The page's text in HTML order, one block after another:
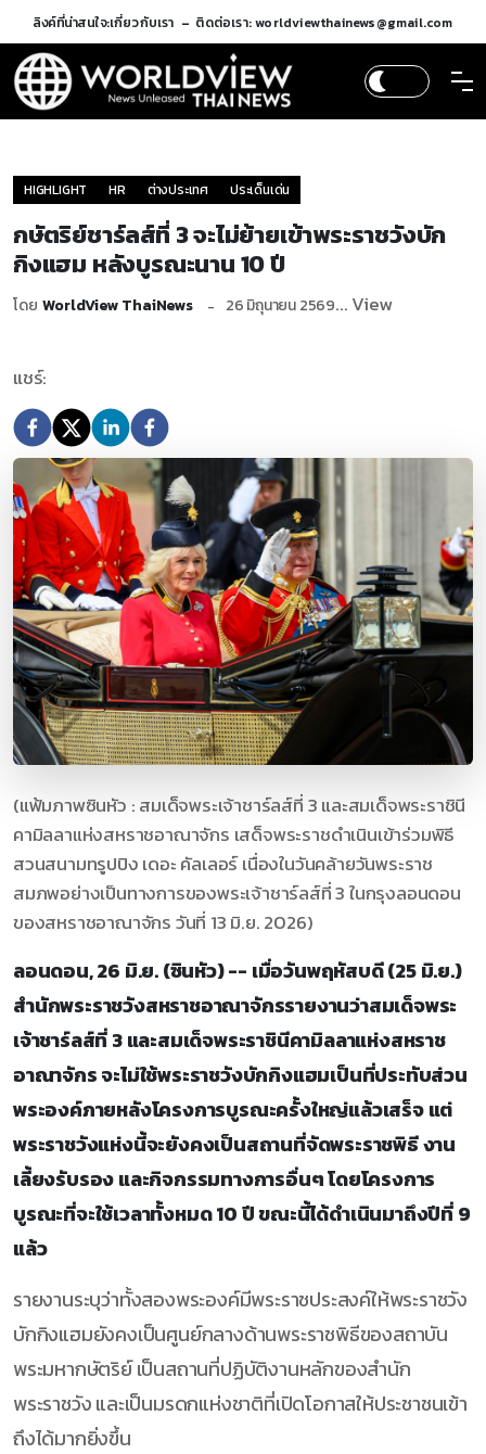
ลิงค์ที่น่าสนใจ:เกี่ยวกับเรา ติดต่อเรา: worldviewthainews@gmail.com
HIGHLIGHT HR ต่างประเทศ ประเด็นเด่น
กษัตริย์ชาร์ลส์ที่ 3 จะไม่ย้ายเข้าพระราชวังบัก
กิงแฮม หลังบูรณะนาน 10 ปี
โดย WorldView ThaiNews 26 มิถุนายน 2569... View
แชร์:
(แฟ้มภาพซินหัว : สมเด็จพระเจ้าชาร์ลส์ที่ 3 และสมเด็จพระราชินี
คามิลลาแห่งสหราชอาณาจักร เสด็จพระราชดำเนินเข้าร่วมพิธี
สวนสนามทรูปปิง เดอะ คัลเลอร์ เนื่องในวันคล้ายวันพระราช
สมภพอย่างเป็นทางการของพระเจ้าชาร์ลส์ที่ 3 ในกรุงลอนดอน
ของสหราชอาณาจักร วันที่ 13 มิ.ย. 2026)
ลอนดอน, 26 มิ.ย. (ซินหัว) -- เมื่อวันพฤหัสบดี (25 มิ.ย.)
สำนักพระราชวังสหราชอาณาจักรรายงานว่าสมเด็จพระ
เจ้าชาร์ลส์ที่ 3 และสมเด็จพระราชินีคามิลลาแห่งสหราช
อาณาจักร จะไม่ใช้พระราชวังบักกิงแฮมเป็นที่ประทับส่วน
พระองค์ภายหลังโครงการบูรณะครั้งใหญ่แล้วเสร็จ แต่
พระราชวังแห่งนี้จะยังคงเป็นสถานที่จัดพระราชพิธี งาน
เลี้ยงรับรอง และกิจกรรมทางการอื่นๆ โดยโครงการ
บูรณะที่จะใช้เวลาทั้งหมด 10 ปี ขณะนี้ได้ดำเนินมาถึงปีที่ 9
แล้ว
รายงานระบุว่าทั้งสองพระองค์มีพระราชประสงค์ให้พระราชวัง
บักกิงแฮมยังคงเป็นศูนย์กลางด้านพระราชพิธีของสถาบัน
พระมหากษัตริย์ เป็นสถานที่ปฏิบัติงานหลักของสำนัก
พระราชวัง และเป็นมรดกแห่งชาติที่เปิดโอกาสให้ประชาชนเข้า
ถึงได้มากยิ่งขึ้น